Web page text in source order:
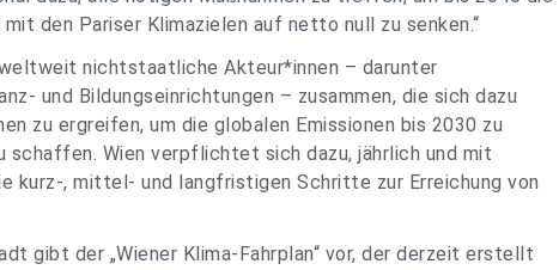
den Pariser Klimazielen auf netto null zu senken.“
nichtstaatliche Akteur*innen – darunter
und Bildungseinrichtungen – zusammen, die sich dazu
zu ergreifen, um die globalen Emissionen bis 2030 zu
schaffen. Wien verpflichtet sich dazu, jährlich und mit
kurz-, mittel- und langfristigen Schritte zur Erreichung von
gibt der „Wiener Klima-Fahrplan“ vor, der derzeit erstellt